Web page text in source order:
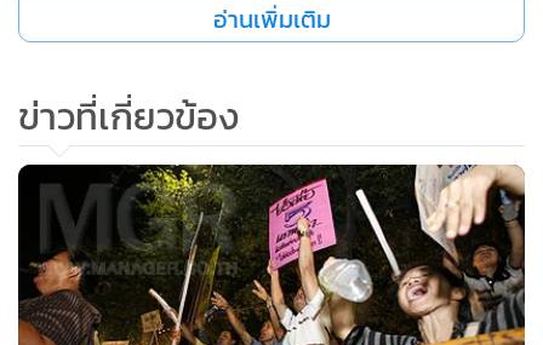
เคลื่อนย้ายกำลังพล และยุทโธปกรณ์ไปฝึกภาคสนามระหว่างวัน
ที่ 3- 9 เม.ย. บริเวณพื้นที่ จ.ลพบุรี โดยเดินทางวันที่ 3 เม.ย. ถนน
และเดินทางกลับในวันที่ 9 เม.ย. ตามเส้นทางเดิม
จี้ “หมัก” จับเลย อย่าดีแต่พูด
นายอภิสิทธิ์ เวชชาชีวะ ผู้นำฝ่ายค้านในสภาผู้แทนราษฎร และ
หัวหน้าพรรคประชาธิปัตย์ กล่าวถึงกรณีที่นายสมัคร ระบุว่ามีคน
อ่านเพิ่มเติม
ข่าวที่เกี่ยวข้อง